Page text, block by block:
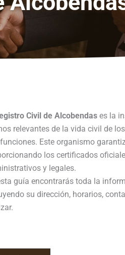
Civil de Alcobendas es la
relevantes de la vida civil de
Este organismo
los certificados
y legales.
guía encontrarás toda la
su dirección, horarios,